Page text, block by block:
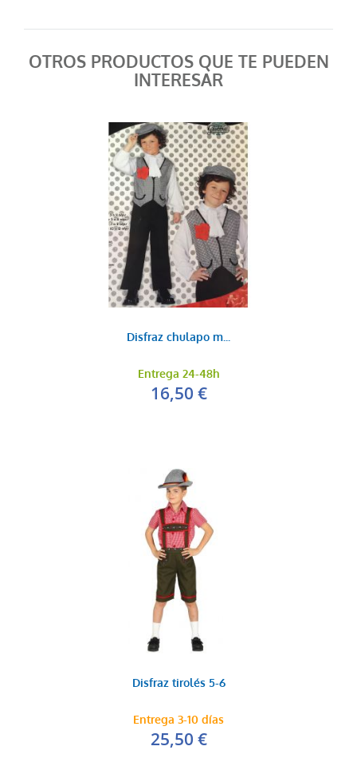
OTROS PRODUCTOS QUE TE PUEDEN
INTERESAR
Disfraz chulapo m...
Entrega 24-48h
16,50 €
Disfraz tirolés 5-6
Entrega 3-10 días
25,50 €